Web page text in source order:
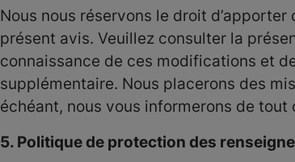
Nous nous réservons le droit
présent avis. Veuillez consulter la
connaissance de ces modifications et
supplémentaire. Nous placerons des
échéant, nous vous informerons de
5. Politique de protection des